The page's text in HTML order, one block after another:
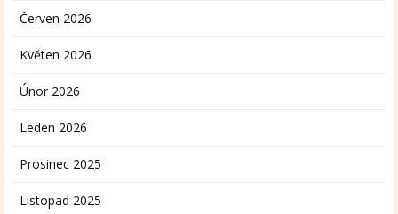
Červen 2026
Květen 2026
Únor 2026
Leden 2026
Prosinec 2025
Listopad 2025